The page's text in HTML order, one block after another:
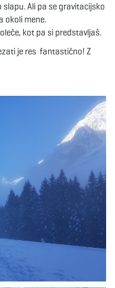
a
i
g
t
Ali pa se gravitacijsko
okoli mene.
kot pa si predstavljaš.
je res fantastično! Z